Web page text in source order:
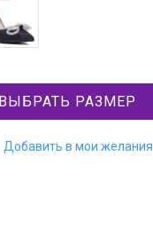
ВЫБРАТЬ РАЗМЕР
Добавить в мои желания